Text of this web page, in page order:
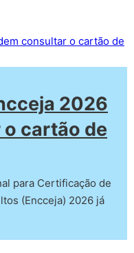
2026
cartão de
para Certificação de
(Encceja) 2026 já